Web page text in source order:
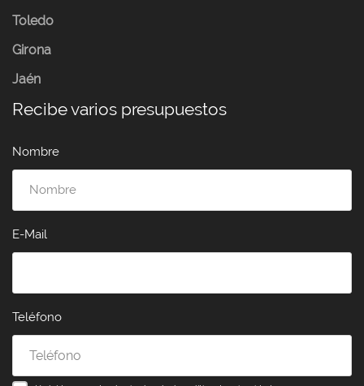
Toledo
Girona
Jaén
Recibe varios presupuestos
Nombre
E-Mail
Teléfono